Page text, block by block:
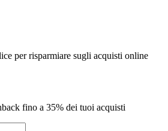
per risparmiare sugli acquisti online
fino a 35% dei tuoi acquisti